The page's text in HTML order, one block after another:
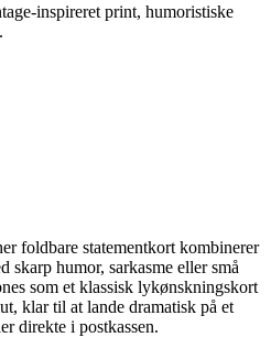
inspireret print, humoristiske
foldbare statementkort kombinerer
skarp humor, sarkasme eller små
som et klassisk lykønskningskort
klar til at lande dramatisk på et
direkte i postkassen.